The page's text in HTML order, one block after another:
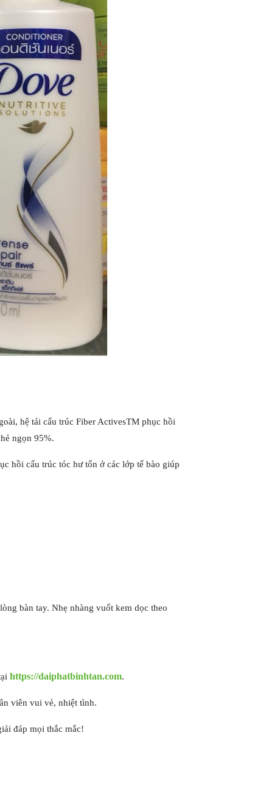
hệ tái cấu trúc Fiber ActivesTM phục hồi
ngọn 95%.
hồi cấu trúc tóc hư tổn ở các lớp tế bào giúp
bàn tay. Nhẹ nhàng vuốt kem dọc theo
https://daiphatbinhtan.com.
viên vui vẻ, nhiệt tình.
đáp mọi thắc mắc!